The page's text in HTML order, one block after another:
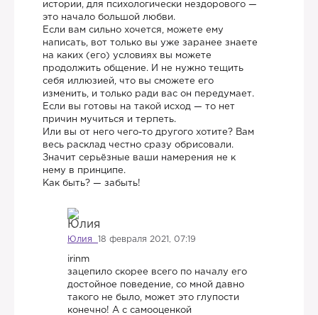
истории, для психологически нездорового —
это начало большой любви.
Если вам сильно хочется, можете ему
написать, вот только вы уже заранее знаете
на каких (его) условиях вы можете
продолжить общение. И не нужно тещить
себя иллюзией, что вы сможете его
изменить, и только ради вас он передумает.
Если вы готовы на такой исход — то нет
причин мучиться и терпеть.
Или вы от него чего-то другого хотите? Вам
весь расклад честно сразу обрисовали.
Значит серьёзные ваши намерения не к
нему в принципе.
Как быть? — забыть!
Юлия 18 февраля 2021, 07:19
irinm
зацепило скорее всего по началу его
достойное поведение, со мной давно
такого не было, может это глупости
конечно! А с самооценкой